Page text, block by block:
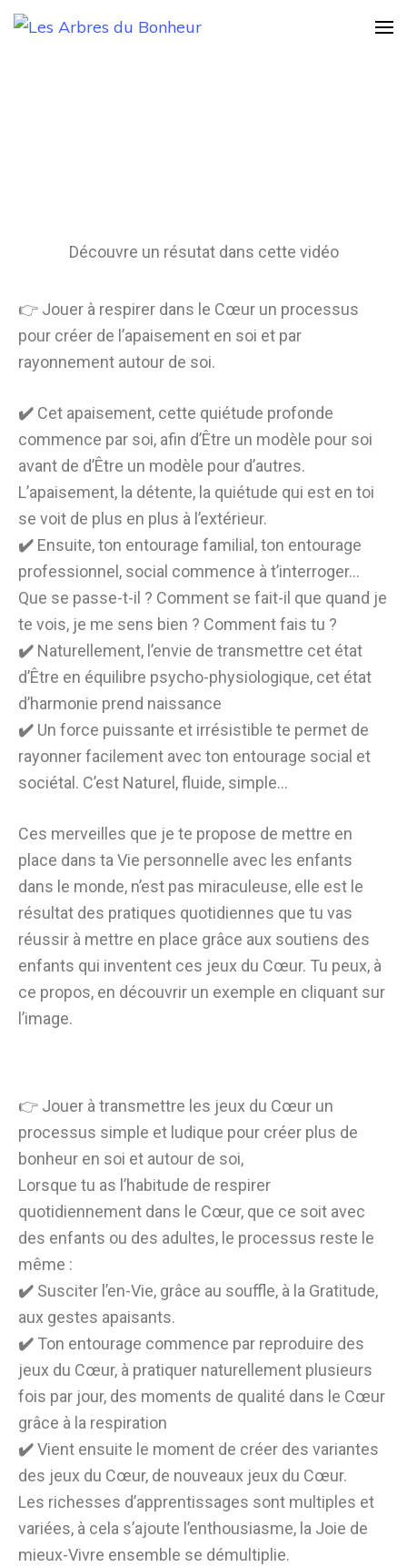
Découvre un résutat dans cette vidéo
👉 Jouer à respirer dans le Cœur un processus
pour créer de l’apaisement en soi et par
rayonnement autour de soi.
✔️ Cet apaisement, cette quiétude profonde
commence par soi, afin d’Être un modèle pour soi
avant de d’Être un modèle pour d’autres.
L’apaisement, la détente, la quiétude qui est en toi
se voit de plus en plus à l’extérieur.
✔️ Ensuite, ton entourage familial, ton entourage
professionnel, social commence à t’interroger…
Que se passe-t-il ? Comment se fait-il que quand je
te vois, je me sens bien ? Comment fais tu ?
✔️ Naturellement, l’envie de transmettre cet état
d’Être en équilibre psycho-physiologique, cet état
d’harmonie prend naissance
✔️ Un force puissante et irrésistible te permet de
rayonner facilement avec ton entourage social et
sociétal. C’est Naturel, fluide, simple…
Ces merveilles que je te propose de mettre en
place dans ta Vie personnelle avec les enfants
dans le monde, n’est pas miraculeuse, elle est le
résultat des pratiques quotidiennes que tu vas
réussir à mettre en place grâce aux soutiens des
enfants qui inventent ces jeux du Cœur. Tu peux, à
ce propos, en découvrir un exemple en cliquant sur
l’image.
👉 Jouer à transmettre les jeux du Cœur un
processus simple et ludique pour créer plus de
bonheur en soi et autour de soi,
Lorsque tu as l’habitude de respirer
quotidiennement dans le Cœur, que ce soit avec
des enfants ou des adultes, le processus reste le
même :
✔️ Susciter l’en-Vie, grâce au souffle, à la Gratitude,
aux gestes apaisants.
✔️ Ton entourage commence par reproduire des
jeux du Cœur, à pratiquer naturellement plusieurs
fois par jour, des moments de qualité dans le Cœur
grâce à la respiration
✔️Vient ensuite le moment de créer des variantes
des jeux du Cœur, de nouveaux jeux du Cœur.
Les richesses d’apprentissages sont multiples et
variées, à cela s’ajoute l’enthousiasme, la Joie de
mieux-Vivre ensemble se démultiplie.